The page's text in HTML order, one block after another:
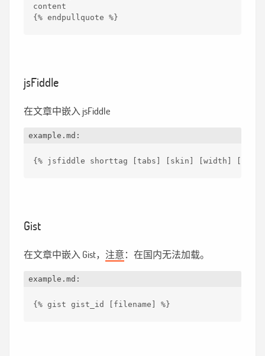
content
{% endpullquote %}
jsFiddle
在文章中嵌入 jsFiddle
example.md:
{% jsfiddle shorttag [tabs] [skin] [width]
Gist
在文章中嵌入 Gist， 注意：在国内无法加载。
example.md:
{% gist gist _id [filename] %}